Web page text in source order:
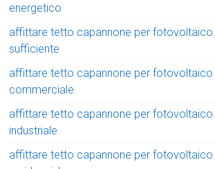
energetico
affittare tetto capannone per
sufficiente
affittare tetto capannone per fotovoltaico
commerciale
affittare tetto capannone per fotovoltaico
industriale
affittare tetto capannone per fotovoltaico